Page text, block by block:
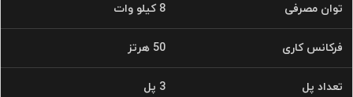
توان مصرفی 8 کیلو وات
فرکانس کاری 50 هرتز
تعداد پل 3 پل